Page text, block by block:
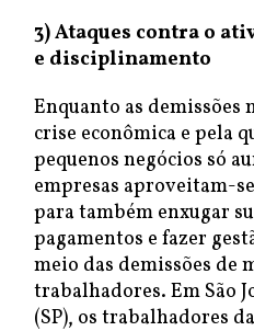
3) Ataques contra o
e disciplinamento
Enquanto as demissões
crise econômica e pela
pequenos negócios só
empresas aproveitam-
para também enxugar
pagamentos e fazer
meio das demissões de
trabalhadores. Em São
(SP), os trabalhadores